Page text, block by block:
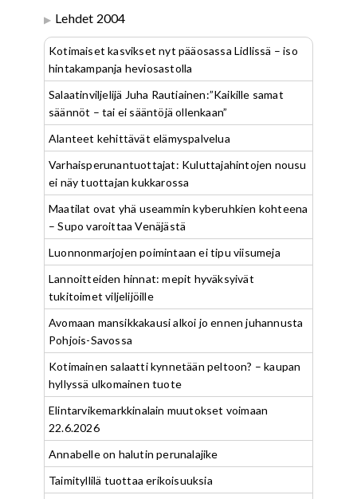
Lehdet 2004
Kotimaiset kasvikset nyt pääosassa Lidlissä – iso
hintakampanja heviosastolla
Salaatinviljelijä Juha Rautiainen:”Kaikille samat
säännöt – tai ei sääntöjä ollenkaan”
Alanteet kehittävät elämyspalvelua
Varhaisperunantuottajat: Kuluttajahintojen nousu
ei näy tuottajan kukkarossa
Maatilat ovat yhä useammin kyberuhkien kohteena
– Supo varoittaa Venäjästä
Luonnonmarjojen poimintaan ei tipu viisumeja
Lannoitteiden hinnat: mepit hyväksyivät
tukitoimet viljelijöille
Avomaan mansikkakausi alkoi jo ennen juhannusta
Pohjois-Savossa
Kotimainen salaatti kynnetään peltoon? – kaupan
hyllyssä ulkomainen tuote
Elintarvikemarkkinalain muutokset voimaan
22.6.2026
Annabelle on halutin perunalajike
Taimityllilä tuottaa erikoisuuksia